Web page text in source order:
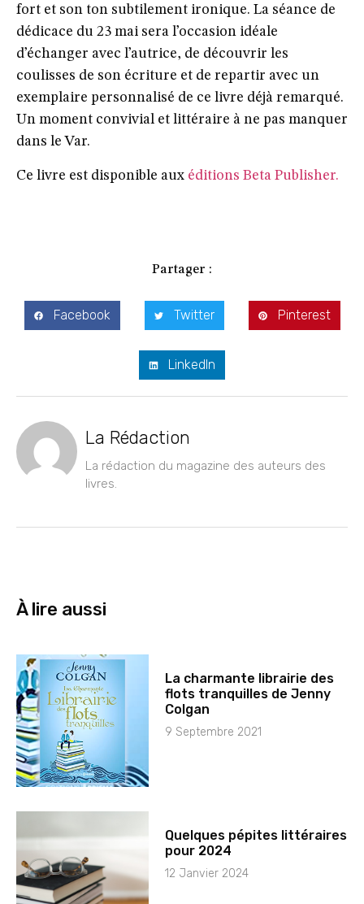
fort et son ton subtilement ironique. La séance de
dédicace du 23 mai sera l’occasion idéale
d’échanger avec l’autrice, de découvrir les
coulisses de son écriture et de repartir avec un
exemplaire personnalisé de ce livre déjà remarqué.
Un moment convivial et littéraire à ne pas manquer
dans le Var.
Ce livre est disponible aux éditions Beta Publisher.
Partager :
Facebook Twitter Pinterest
LinkedIn
La Rédaction
La rédaction du magazine des auteurs des
livres.
À lire aussi
La charmante librairie des
flots tranquilles de Jenny
Colgan
9 Septembre 2021
Quelques pépites littéraires
pour 2024
12 Janvier 2024